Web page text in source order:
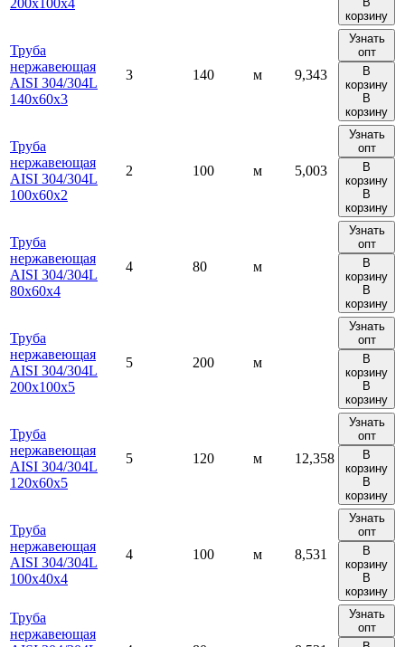
корзину
Труба
нержавеющая
AISI 304/304L
140х60х3
3 140 м 9,343
Узнать
опт
В
корзину
В
корзину
Труба
нержавеющая
AISI 304/304L
100х60х2
2 100 м 5,003
Узнать
опт
В
корзину
В
корзину
Труба
нержавеющая
AISI 304/304L
80х60х4
4 80 м
Узнать
опт
В
корзину
В
корзину
Труба
нержавеющая
AISI 304/304L
200х100х5
5 200 м
Узнать
опт
В
корзину
В
корзину
Труба
нержавеющая
AISI 304/304L
120х60х5
5 120 м 12,358
Узнать
опт
В
корзину
В
корзину
Труба
нержавеющая
AISI 304/304L
100х40х4
4 100 м 8,531
Узнать
опт
В
корзину
В
корзину
Труба
нержавеющая
Узнать
опт